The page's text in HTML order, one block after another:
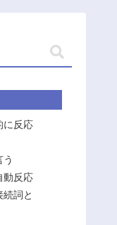
に反応
動反応
詞と